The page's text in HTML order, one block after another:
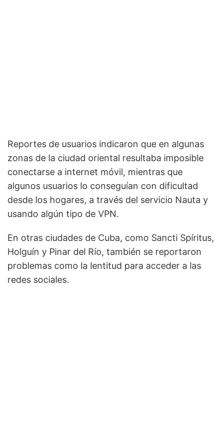
Reportes de usuarios indicaron que en algunas
zonas de la ciudad oriental resultaba imposible
conectarse a internet móvil, mientras que
algunos usuarios lo conseguían con dificultad
desde los hogares, a través del servicio Nauta y
usando algún tipo de VPN.
En otras ciudades de Cuba, como Sancti Spíritus,
Holguín y Pinar del Río, también se reportaron
problemas como la lentitud para acceder a las
redes sociales.